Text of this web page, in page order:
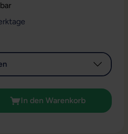
den gewünschten
In den Warenkorb